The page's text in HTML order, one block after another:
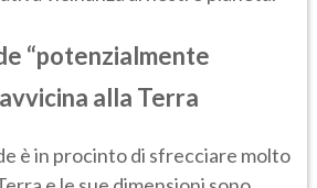
“potenzialmente
alla Terra
è in procinto di sfrecciare molto